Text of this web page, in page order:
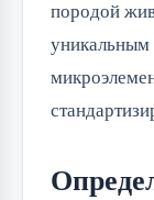
породой